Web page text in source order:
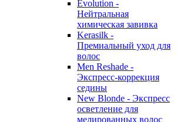
Evolution -
Нейтральная
химическая завивка
Kerasilk -
Премиальный уход для
волос
Men Reshade -
Экспресс-коррекция
седины
New Blonde - Экспресс
осветление для
мелированных волос